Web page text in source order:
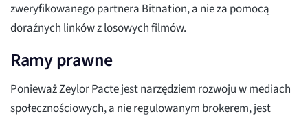
zweryfikowanego partnera Bitnation, a nie za pomocą
doraźnych linków z losowych filmów.
Ramy prawne
Ponieważ Zeylor Pacte jest narzędziem rozwoju w mediach
społecznościowych, a nie regulowanym brokerem, jest